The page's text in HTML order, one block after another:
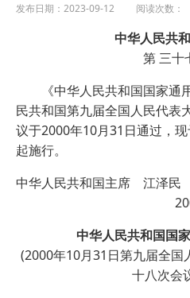
发布日期：2023-09-12 阅读次数：
中华人民共
第 三十
《中华人民共和国国家通
民共和国第九届全国人民代表
议于2000年10月31日通过，
起施行。
中华人民共和国主席 江泽民
2000 年10
中华人民共和国国
(2000年10月31日第九届全国
十八次会